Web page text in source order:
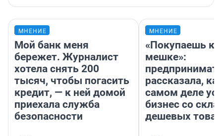
МНЕНИЕ
Мой банк меня
бережет. Журналист
хотела снять 200
тысяч, чтобы погасить
кредит, — к ней домой
приехала служба
безопасности
МНЕНИЕ
«Покупаешь
мешке»:
рассказала,
самом деле
бизнес со
дешевых